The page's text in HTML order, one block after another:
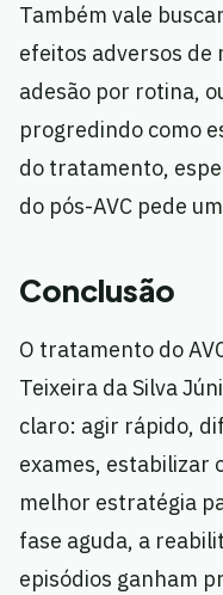
Também vale
efeitos adversos de
adesão por rotina,
progredindo como
do tratamento,
do pós-AVC pede
Conclusão
O tratamento do
Teixeira da Silva
claro: agir rápido,
exames, estabilizar
melhor estratégia
fase aguda, a
episódios ganham